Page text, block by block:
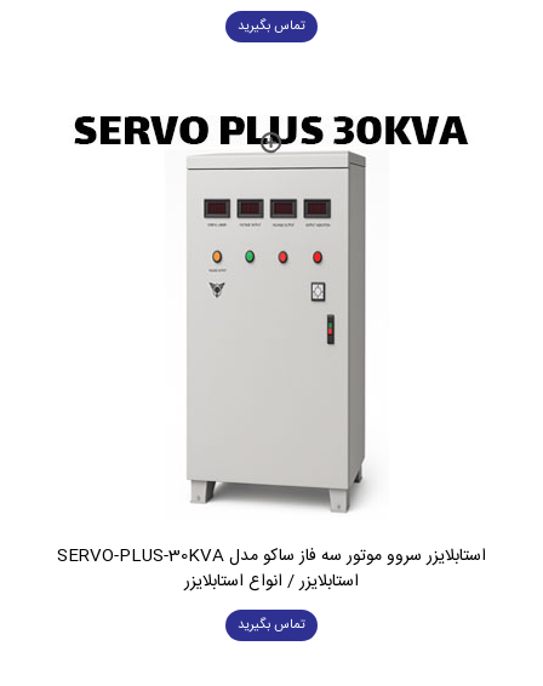
تماس بگیرید
استابلایزر سروو موتور سه فاز ساکو مدل SERVO-PLUS-30KVA
استابلایزر / انواع استابلایزر
تماس بگیرید